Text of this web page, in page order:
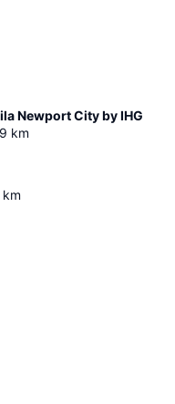
Newport City by IHG
km
km